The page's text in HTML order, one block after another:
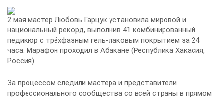
2 мая мастер Любовь Гарцук установила мировой и
национальный рекорд, выполнив 41 комбинированный
педикюр с трёхфазным гель-лаковым покрытием за 24
часа. Марафон проходил в Абакане (Республика Хакасия,
Россия).
За процессом следили мастера и представители
профессионального сообщества со всей страны в прямом